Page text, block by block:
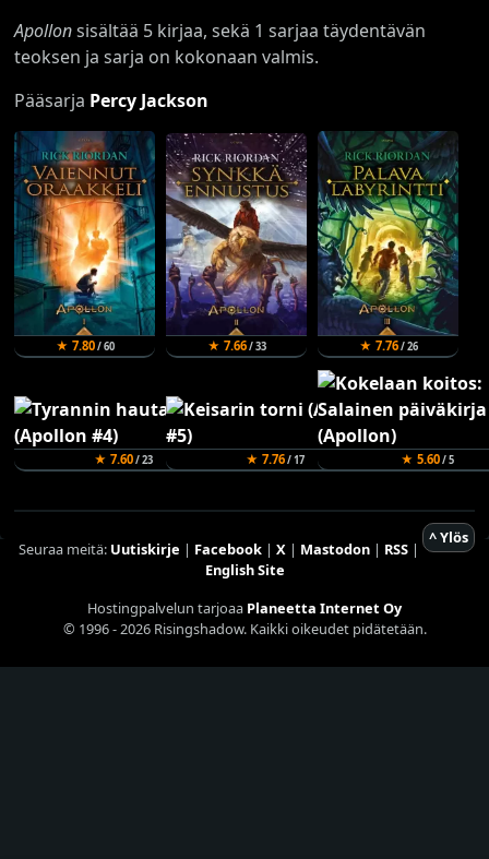
Apollonsisältää 5 kirjaa, sekä 1 sarjaa täydentävän
teoksen ja sarja on kokonaan valmis.
Pääsarja Percy Jackson
★ 7.80/ 60 ★ 7.66/ 33 ★ 7.76/ 26
★ 7.60/ 23 ★ 7.76/ 17 ★ 5.60/ 5
^ Ylös
Seuraa meitä: Uutiskirje | Facebook| X| Mastodon| RSS|
English Site
Hostingpalvelun tarjoaa Planeetta Internet Oy
© 1996 - 2026 Risingshadow. Kaikki oikeudet pidätetään.